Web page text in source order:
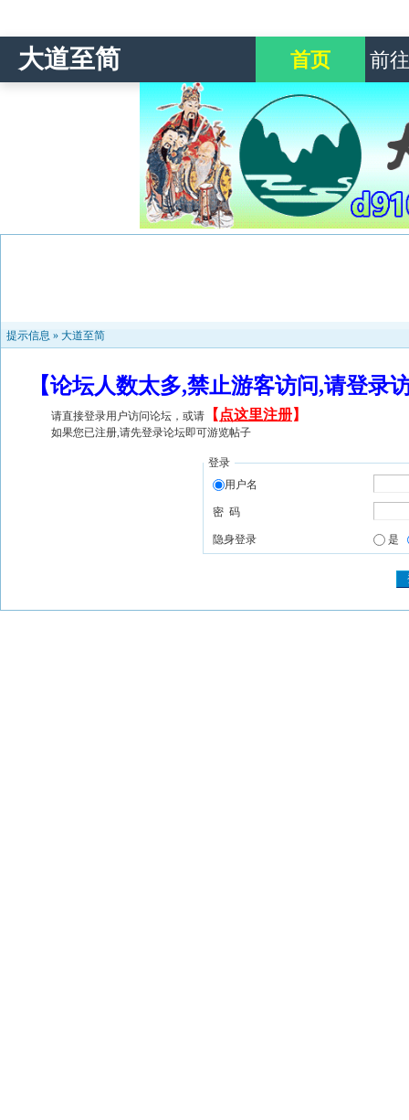
大道至简 首页 前
提示信息 » 大道至简
【论坛人数太多,禁止游客访问,请登
请直接登录用户访问论坛，或请 【 点这里注册】
如果您已注册,请先登录论坛即可游览帖子
登录
用户名
密 码
隐身登录 是